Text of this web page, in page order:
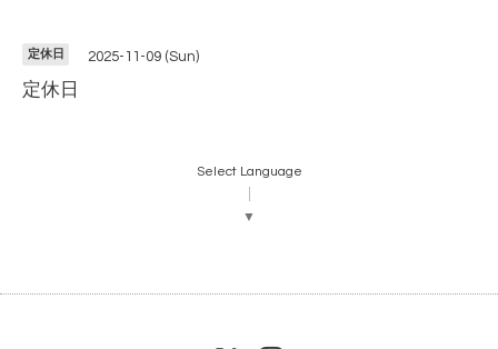
定休日 2025-11-09 (Sun)
定休日
Select Language
▼